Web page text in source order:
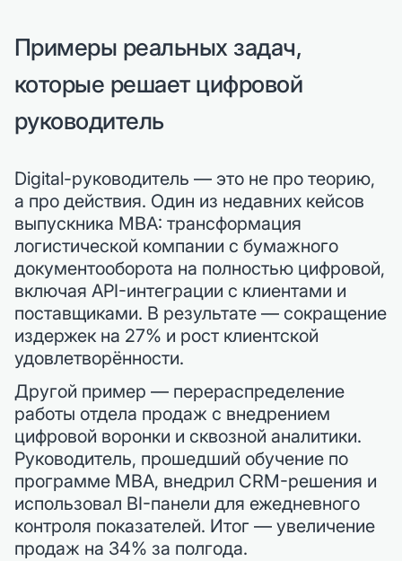
Примеры реальных задач,
которые решает цифровой
руководитель
Digital-руководитель — это не про теорию,
а про действия. Один из недавних кейсов
выпускника MBA: трансформация
логистической компании с бумажного
документооборота на полностью цифровой,
включая API-интеграции с клиентами и
поставщиками. В результате — сокращение
издержек на 27% и рост клиентской
удовлетворённости.
Другой пример — перераспределение
работы отдела продаж с внедрением
цифровой воронки и сквозной аналитики.
Руководитель, прошедший обучение по
программе MBA, внедрил CRM-решения и
использовал BI-панели для ежедневного
контроля показателей. Итог — увеличение
продаж на 34% за полгода.